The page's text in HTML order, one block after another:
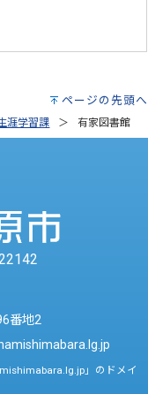
ページの先頭へ
涯学習課 有家図書館
番地2
」のドメイ